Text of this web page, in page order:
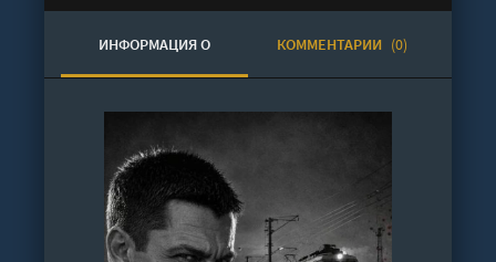
ИНФОРМАЦИЯ О
АУДИОКНИГЕ
КОММЕНТАРИИ (0)